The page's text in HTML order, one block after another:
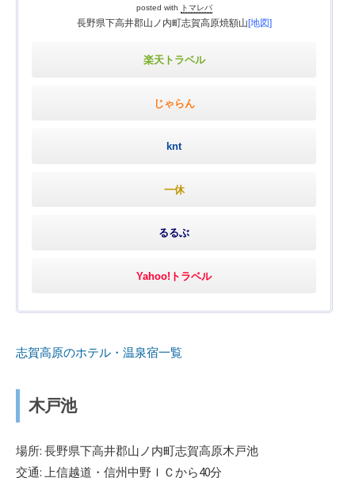
posted with トマレバ
長野県下高井郡山ノ内町志賀高原焼額山 [地図]
楽天トラベル
じゃらん
knt
一休
るるぶ
Yahoo!トラベル
志賀高原のホテル・温泉宿一覧
木戸池
場所: 長野県下高井郡山ノ内町志賀高原木戸池
交通: 上信越道・信州中野ＩＣから40分